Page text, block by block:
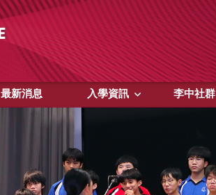
最新消息 入學資訊 李中社群